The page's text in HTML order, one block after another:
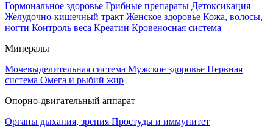
Гормональное здоровье Грибные препараты Детоксикация
Желудочно-кишечный тракт Женское здоровье Кожа, волосы,
ногти Контроль веса Креатин Кровеносная система
Минералы
Мочевыделительная система Мужское здоровье Нервная
система Омега и рыбий жир
Опорно-двигательный аппарат
Органы дыхания, зрения Простуды и иммунитет